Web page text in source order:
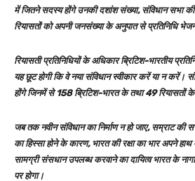
में जितने सदस्य होंगे उनकी दशांश संख्या, संविधान सभा की
रियासतों को अपनी जनसंख्या के अनुपात से प्रतिनिधि
रियासती प्रतिनिधियों के अधिकार ब्रिटिश-भारतीय
यह छूट होगी कि वे नया संविधान स्वीकार करें या न
होंगे जिनमें से 158 ब्रिटिश-भारत के तथा 49 रियासतों
जब तक नवीन संविधान का निर्माण न हो जाए, सम्राट की
का हिस्सा होने के कारण, भारत की रक्षा का भार अपने
सामग्री संसधान उपलब्ध करवाने का दायित्व भारत के
पर होगा।